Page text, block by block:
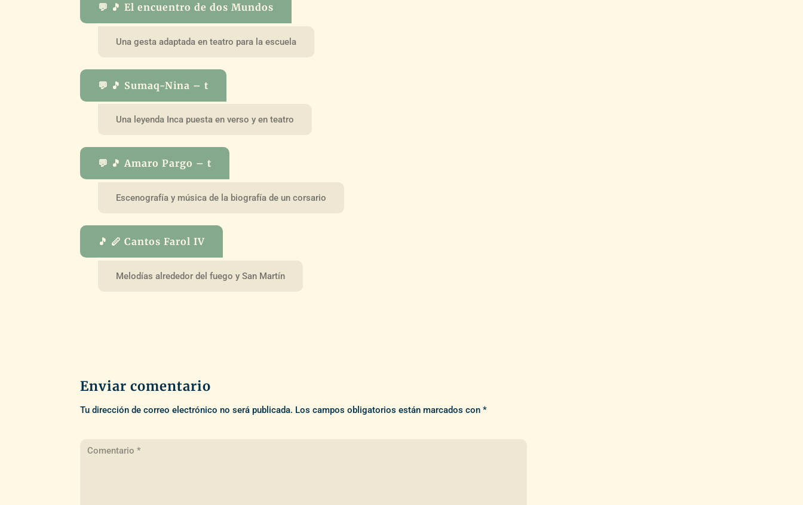
💬 🎵 El encuentro de dos Mundos
Una gesta adaptada en teatro para la escuela
💬 🎵 Sumaq-Nina – t
Una leyenda Inca puesta en verso y en teatro
💬 🎵 Amaro Pargo – t
Escenografía y música de la biografía de un corsario
🎵 🪈 Cantos Farol IV
Melodías alrededor del fuego y San Martín
Enviar comentario
Tu dirección de correo electrónico no será publicada. Los campos obligatorios están marcados con*